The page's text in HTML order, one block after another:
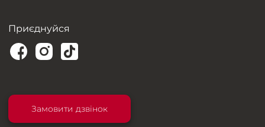
Приєднуйся
Замовити дзвінок